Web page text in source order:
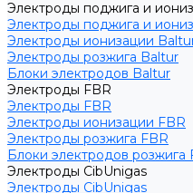
Электроды поджига и
Электроды поджига и
Электроды ионизации
Электроды розжига Baltur
Блоки электродов Baltur
Электроды FBR
Электроды FBR
Электроды ионизации FBR
Электроды розжига FBR
Блоки электродов розжига
Электроды CibUnigas
Электроды CibUnigas